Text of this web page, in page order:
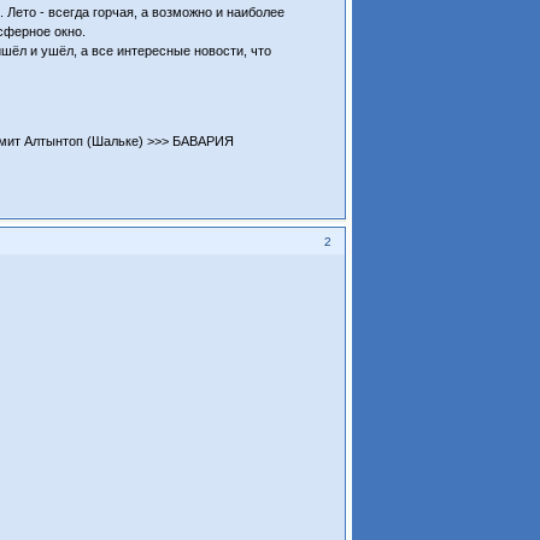
Лето - всегда горчая, а возможно и наиболее
окно.
и ушёл, а все интересные новости, что
Алтынтоп (Шальке) >>> БАВАРИЯ
2